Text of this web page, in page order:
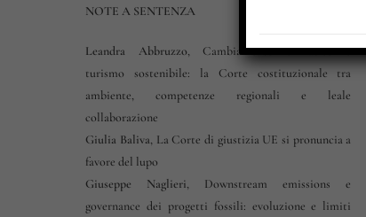
NOTE A SENTENZA
Leandra Abbruzzo, Cambiamento climatico e
turismo sostenibile: la Corte costituzionale tra
ambiente, competenze regionali e leale
collaborazione
Giulia Baliva, La Corte di giustizia UE si pronuncia a
favore del lupo
Giuseppe Naglieri, Downstream emissions e
governance dei progetti fossili: evoluzione e limiti